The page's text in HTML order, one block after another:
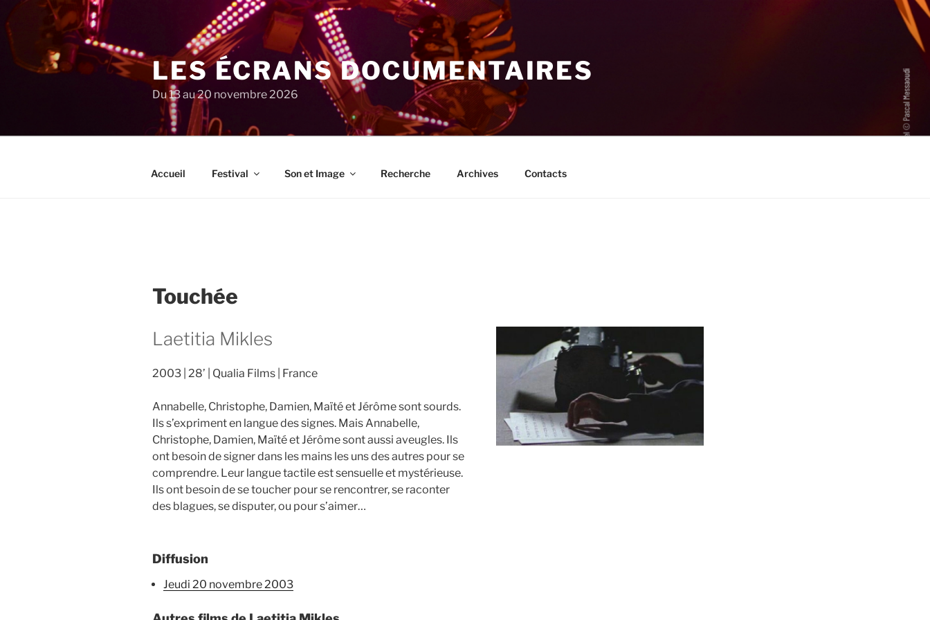
au
contenu
principal
LES ÉCRANS DOCUMENTAIRES
Du 13 au 20 novembre 2026
Accueil Festival Son et Image Recherche Archives Contacts
Touchée
Laetitia Mikles
2003 28’ Qualia Films France
Annabelle, Christophe, Damien, Maïté et Jérôme sont sourds.
Ils s’expriment en langue des signes. Mais Annabelle,
Christophe, Damien, Maïté et Jérôme sont aussi aveugles. Ils
ont besoin de signer dans les mains les uns des autres pour se
comprendre. Leur langue tactile est sensuelle et mystérieuse.
Ils ont besoin de se toucher pour se rencontrer, se raconter
des blagues, se disputer, ou pour s’aimer…
Diffusion
jeudi 20 novembre 2003